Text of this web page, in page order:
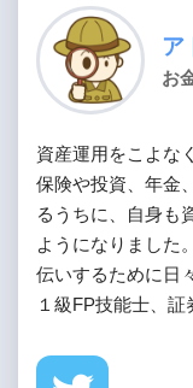
ア
お
資産運用をこよな
保険や投資、年金
るうちに、自身も
ようになりました
伝いするために日
１級FP技能士、